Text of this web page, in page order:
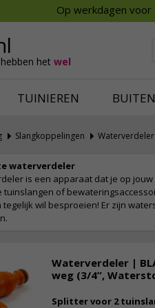
Op werkdagen
het wel
TUINIEREN
Slangkoppelingen
waterverdeler
is een apparaat dat je op
tuinslangen of
tegelijk wil besproeien! Er zijn
Waterverdeler |
weg (3/4”,
Splitter voor 2